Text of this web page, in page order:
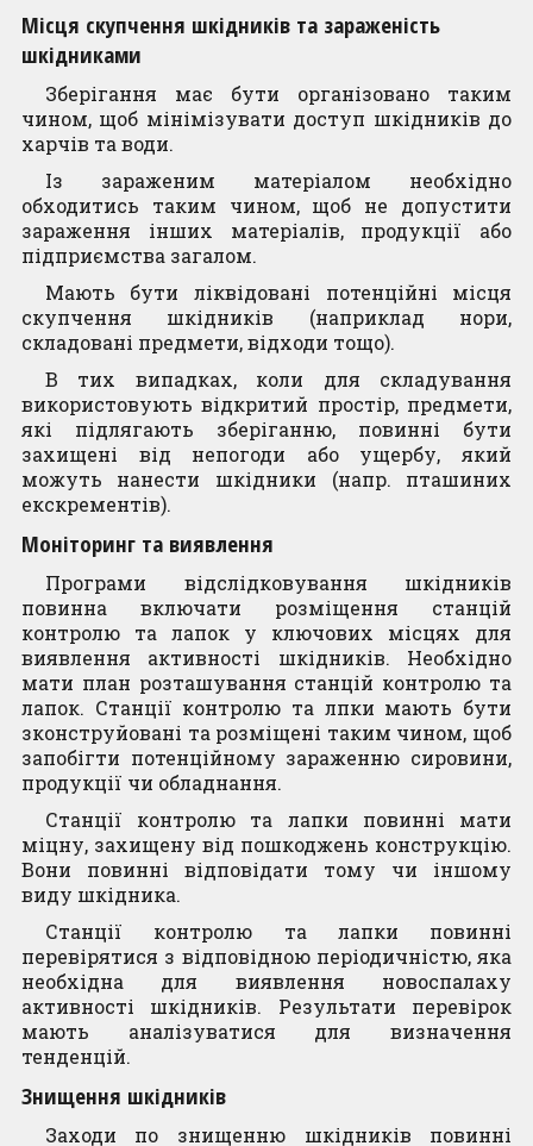
Місця скупчення шкідників та зараженість
шкідниками
Зберігання має бути організовано таким
чином, щоб мінімізувати доступ шкідників до
харчів та води.
Із зараженим матеріалом необхідно
обходитись таким чином, щоб не допустити
зараження інших матеріалів, продукції або
підприємства загалом.
Мають бути ліквідовані потенційні місця
скупчення шкідників (наприклад нори,
складовані предмети, відходи тощо).
В тих випадках, коли для складування
використовують відкритий простір, предмети,
які підлягають зберіганню, повинні бути
захищені від непогоди або ущербу, який
можуть нанести шкідники (напр. пташиних
екскрементів).
Моніторинг та виявлення
Програми відслідковування шкідників
повинна включати розміщення станцій
контролю та лапок у ключових місцях для
виявлення активності шкідників. Необхідно
мати план розташування станцій контролю та
лапок. Станції контролю та лпки мають бути
зконструйовані та розміщені таким чином, щоб
запобігти потенційному зараженню сировини,
продукції чи обладнання.
Станції контролю та лапки повинні мати
міцну, захищену від пошкоджень конструкцію.
Вони повинні відповідати тому чи іншому
виду шкідника.
Станції контролю та лапки повинні
перевірятися з відповідною періодичністю, яка
необхідна для виявлення новоспалаху
активності шкідників. Результати перевірок
мають аналізуватися для визначення
тенденцій.
Знищення шкідників
Заходи по знищенню шкідників повинні